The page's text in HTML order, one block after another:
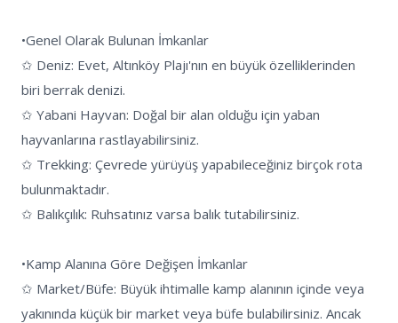
•Genel Olarak Bulunan İmkanlar
✩ Deniz: Evet, Altınköy Plajı'nın en büyük özelliklerinden
biri berrak denizi.
✩ Yabani Hayvan: Doğal bir alan olduğu için yaban
hayvanlarına rastlayabilirsiniz.
✩ Trekking: Çevrede yürüyüş yapabileceğiniz birçok rota
bulunmaktadır.
✩ Balıkçılık: Ruhsatınız varsa balık tutabilirsiniz.
•Kamp Alanına Göre Değişen İmkanlar
✩ Market/Büfe: Büyük ihtimalle kamp alanının içinde veya
yakınında küçük bir market veya büfe bulabilirsiniz. Ancak